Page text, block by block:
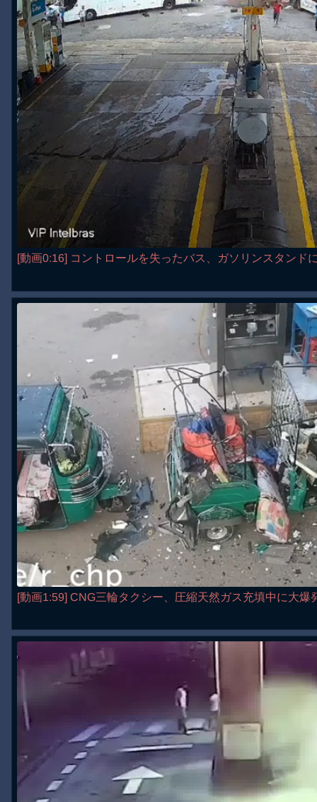
[動画0:16] コントロールを失ったバス、ガソリンスタンド
[動画1:59] CNG三輪タクシー、圧縮天然ガス充填中に大爆